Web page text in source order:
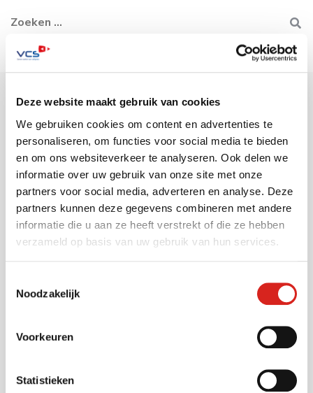
Deze website maakt gebruik van cookies
We gebruiken cookies om content en advertenties te
personaliseren, om functies voor social media te bieden
en om ons websiteverkeer te analyseren. Ook delen we
informatie over uw gebruik van onze site met onze
partners voor social media, adverteren en analyse. Deze
partners kunnen deze gegevens combineren met andere
informatie die u aan ze heeft verstrekt of die ze hebben
verzameld op basis van uw gebruik van hun services.
Noodzakelijk
Voorkeuren
Statistieken
Sectoren
Gemeenten
Vervoersbedrijven
Onderwijs
Infra
Luchthavens